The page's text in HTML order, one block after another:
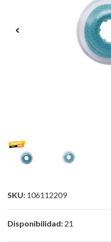
SKU: 106112209
Disponibilidad: 21